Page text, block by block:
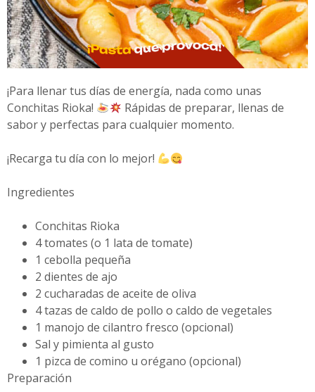
¡Para llenar tus días de energía, nada como unas
Conchitas Rioka!
Rápidas de preparar, llenas de
sabor y perfectas para cualquier momento.
¡Recarga tu día con lo mejor!
Ingredientes
Conchitas Rioka
4 tomates (o 1 lata de tomate)
1 cebolla pequeña
2 dientes de ajo
2 cucharadas de aceite de oliva
4 tazas de caldo de pollo o caldo de vegetales
1 manojo de cilantro fresco (opcional)
Sal y pimienta al gusto
1 pizca de comino u orégano (opcional)
Preparación